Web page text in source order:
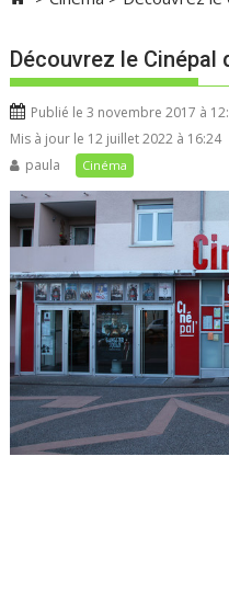
Découvrez le Cinépal
Publié le 3 novembre 2017 à
Mis à jour le 12 juillet 2022 à 16:24
paula
Cinéma